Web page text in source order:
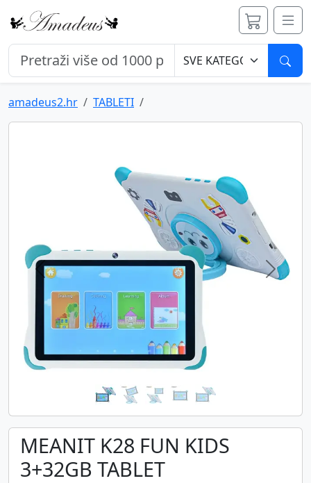
amadeus2.hr TABLETI
Previous Next
MEANIT K28 FUN KIDS
3+32GB TABLET